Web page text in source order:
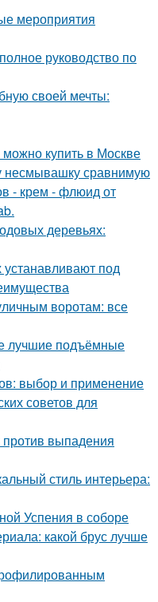
мероприятия
руководство по
своей мечты:
купить в Москве
сравнимую
- крем - флюид от
деревьях:
под
воротам: все
лучшие подъёмные
выбор и применение
советов для
выпадения
стиль интерьера:
Успения в соборе
какой брус лучше